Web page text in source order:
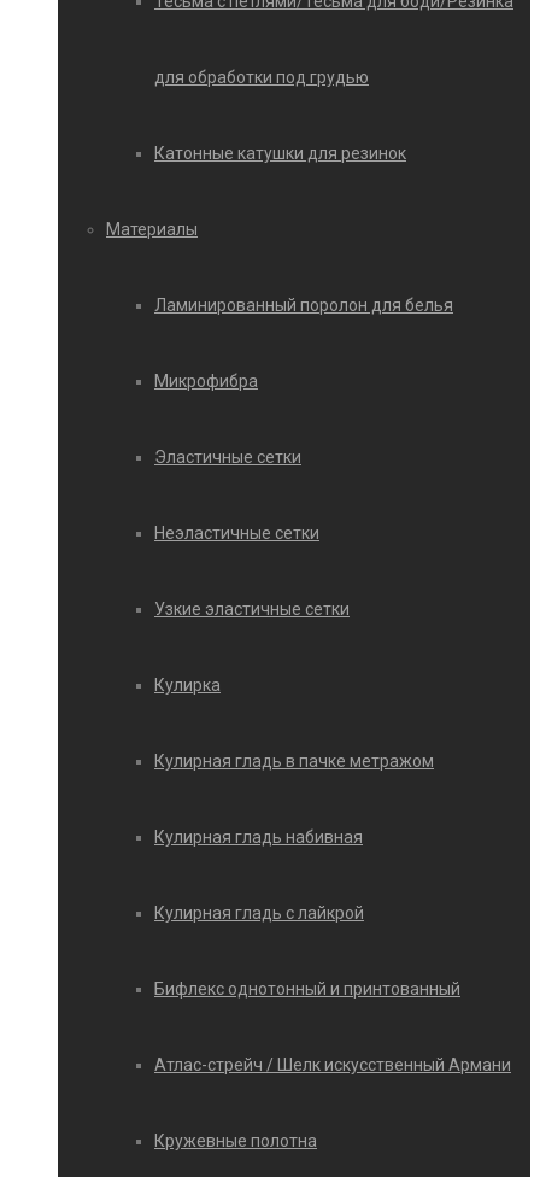
для обработки под грудью
Катонные катушки для резинок
Материалы
Ламинированный поролон для белья
Микрофибра
Эластичные сетки
Неэластичные сетки
Узкие эластичные сетки
Кулирка
Кулирная гладь в пачке метражом
Кулирная гладь набивная
Кулирная гладь с лайкрой
Бифлекс однотонный и принтованный
Атлас-стрейч / Шелк искусственный Армани
Кружевные полотна